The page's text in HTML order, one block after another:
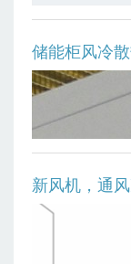
储能柜风冷
新风机，通